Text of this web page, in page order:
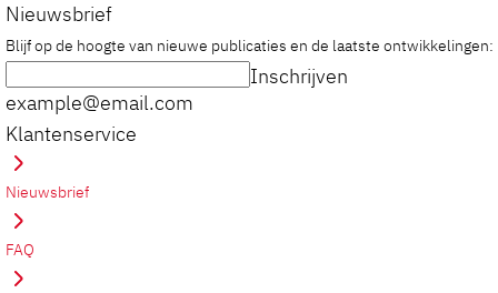
Nieuwsbrief
Blijf op de hoogte van nieuwe publicaties en de laatste ontwikkelingen:
example@email.com
Inschrijven
Klantenservice
Nieuwsbrief
FAQ